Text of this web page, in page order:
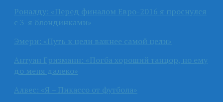
Роналду: «Перед финалом Евро-2016 я проснулся
с 3-я блондинками»
Эмери: «Путь к цели важнее самой цели»
Антуан Гризманн: «Погба хороший танцор, но ему
до меня далеко»
Алвес: «Я – Пикассо от футбола»